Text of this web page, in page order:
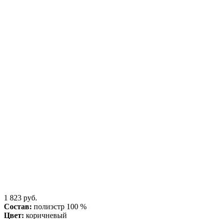
1 823 руб.
Состав: полиэстр 100 %
Цвет: коричневый